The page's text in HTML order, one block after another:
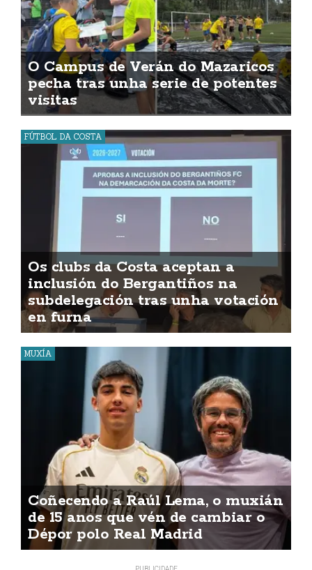
O Campus de Verán do Mazaricos
pecha tras unha serie de potentes
visitas
FÚTBOL DA COSTA
Os clubs da Costa aceptan a
inclusión do Bergantiños na
subdelegación tras unha votación
en furna
MUXÍA
Coñecendo a Raúl Lema, o muxián
de 15 anos que vén de cambiar o
Dépor polo Real Madrid